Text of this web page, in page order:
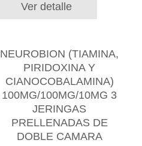
Ver detalle
NEUROBION (TIAMINA,
PIRIDOXINA Y
CIANOCOBALAMINA)
100MG/100MG/10MG 3
JERINGAS
PRELLENADAS DE
DOBLE CAMARA